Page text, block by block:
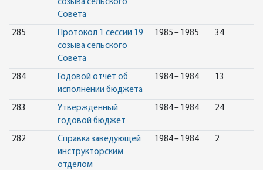
созыва сельского
Совета
285
Протокол 1 сессии 19
созыва сельского
Совета
1985 – 1985 34
284
Годовой отчет об
исполнении бюджета
1984 – 1984 13
283
Утвержденный
годовой бюджет
1984 – 1984 24
282
Справка заведующей
инструкторским
отделом
1984 – 1984 2